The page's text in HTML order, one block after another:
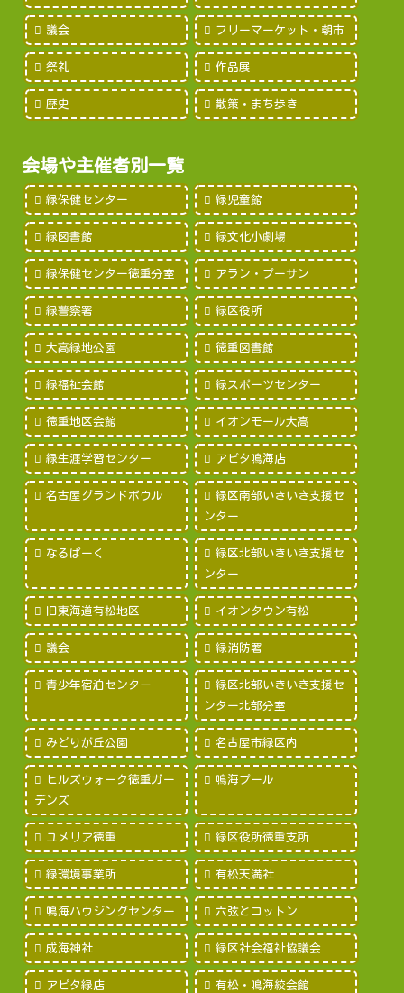
議会 フリーマーケット・朝市
祭礼 作品展
歴史 散策・まち歩き
会場や主催者別一覧
緑保健センター 緑児童館
緑図書館 緑文化小劇場
緑保健センター徳重分室 アラン・プーサン
緑警察署 緑区役所
大高緑地公園 徳重図書館
緑福祉会館 緑スポーツセンター
徳重地区会館 イオンモール大高
緑生涯学習センター アピタ鳴海店
名古屋グランドボウル
緑区南部いきいき支援セ
ンター
なるぱーく
緑区北部いきいき支援セ
ンター
旧東海道有松地区 イオンタウン有松
議会 緑消防署
青少年宿泊センター
緑区北部いきいき支援セ
ンター北部分室
みどりが丘公園 名古屋市緑区内
ヒルズウォーク徳重ガー
デンズ
鳴海プール
ユメリア徳重 緑区役所徳重支所
緑環境事業所 有松天満社
鳴海ハウジングセンター 六弦とコットン
成海神社 緑区社会福祉協議会
アピタ緑店 有松・鳴海絞会館